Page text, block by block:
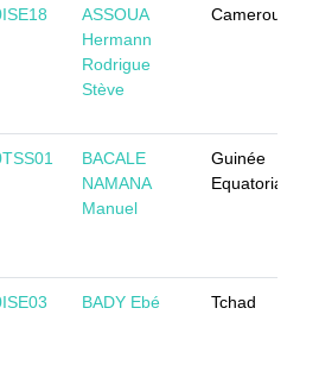
ASSOUA
Hermann
Rodrigue
Stève
Cameroun
BACALE
NAMANA
Manuel
Guinée
Equatoriale
BADY Ebé Tchad